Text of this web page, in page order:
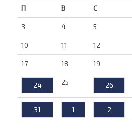
П В С
3 4 5
10 11 12
17 18 19
24 25 26
31 1 2